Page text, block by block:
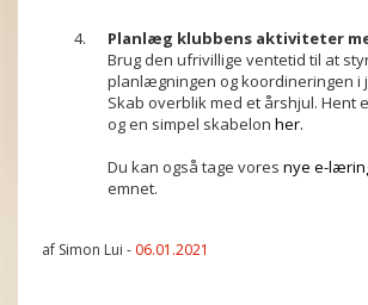
Planlæg klubbens aktiviteter
Brug den ufrivillige ventetid til at
planlægningen og koordineringen i
Skab overblik med et årshjul. Hent
og en simpel skabelon her.
Du kan også tage vores nye e-
emnet.
af Simon Lui - 06.01.2021